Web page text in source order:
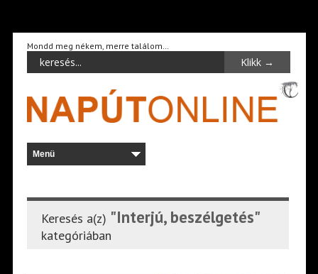
Mondd meg nékem, merre találom…
Keresés a(z) "Interjú, beszélgetés"
kategóriában